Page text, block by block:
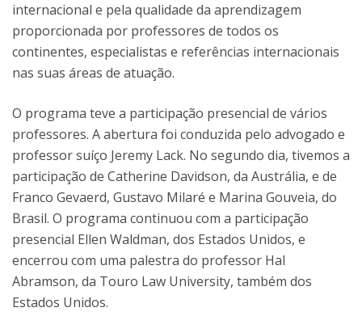
internacional e pela qualidade da aprendizagem
proporcionada por professores de todos os
continentes, especialistas e referências internacionais
nas suas áreas de atuação.
O programa teve a participação presencial de vários
professores. A abertura foi conduzida pelo advogado e
professor suíço Jeremy Lack. No segundo dia, tivemos a
participação de Catherine Davidson, da Austrália, e de
Franco Gevaerd, Gustavo Milaré e Marina Gouveia, do
Brasil. O programa continuou com a participação
presencial Ellen Waldman, dos Estados Unidos, e
encerrou com uma palestra do professor Hal
Abramson, da Touro Law University, também dos
Estados Unidos.